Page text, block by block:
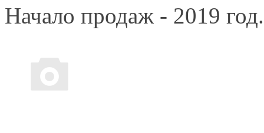
Начало продаж - 2019